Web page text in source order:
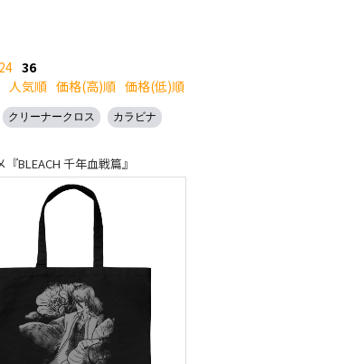
24 36
人気順 価格(高)順 価格(低)順
クリーナークロス
カラビナ
『BLEACH 千年血戦篇』